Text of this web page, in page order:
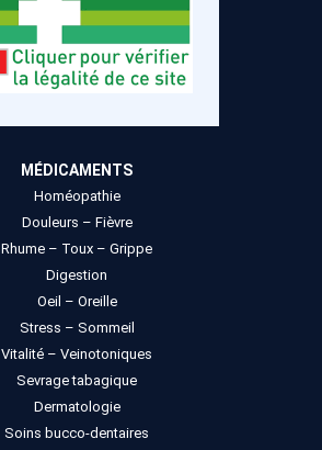
MÉDICAMENTS
Homéopathie
Douleurs – Fièvre
Rhume – Toux – Grippe
Digestion
Oeil – Oreille
Stress – Sommeil
Vitalité – Veinotoniques
Sevrage tabagique
Dermatologie
Soins bucco-dentaires